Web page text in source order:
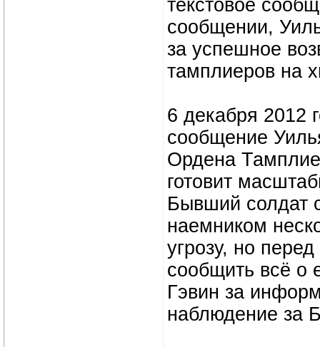
текстовое
сообщении,
за успешное
тамплиеров на
6 декабря 2012
сообщение
Ордена
готовит
Бывший солдат
наемником
угрозу, но
сообщить всё о
Гэвин за
наблюдение за